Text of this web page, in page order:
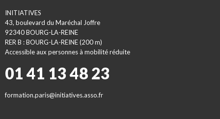
INITIATIVES
43, boulevard du Maréchal Joffre
92340 BOURG-LA-REINE
RER B : BOURG-LA-REINE (200 m)
Accessible aux personnes à mobilité réduite
01 41 13 48 23
formation.paris@initiatives.asso.fr